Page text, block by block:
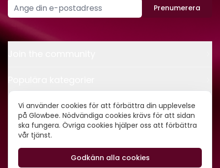
Vi använder cookies för att förbättra din upplevelse
på Glowbee. Nödvändiga cookies krävs för att sidan
ska fungera. Övriga cookies hjälper oss att förbättra
vår tjänst.
Godkänn alla cookies
Prenumerera
Kontakt
Om oss
©2026Glowbee AB • Org.nr: 559540-5837